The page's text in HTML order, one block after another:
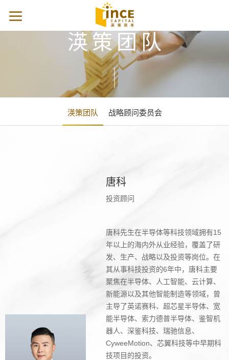
渶策团队
渶策团队 战略顾问委员会
唐科
投资顾问
唐科先生在半导体等科技领域拥有15
年以上的海内外从业经验，覆盖了研
发、生产、战略以及投资等岗位。在
其从事科技投资的6年中，唐科主要
聚焦在半导体、人工智能、云计算、
新能源以及其他智能制造等领域，曾
主导了英诺赛科、超芯星半导体、宽
能半导体、索力德普半导体、鉴智机
器人、深鉴科技、瑞驰信息、
CyweeMotion、芯翼科技等中早期科
技项目的投资。